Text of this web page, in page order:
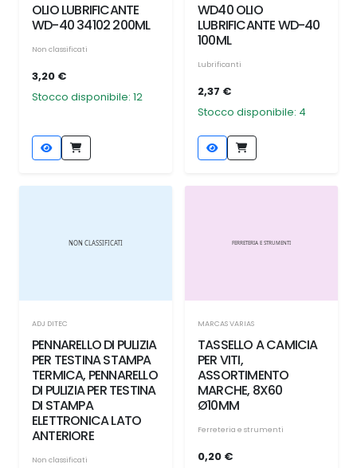
OLIO LUBRIFICANTE
WD-40 34102 200ML
Non classificati
3,20 €
Stocco disponibile: 12
WD40 OLIO
LUBRIFICANTE WD-40
100ML
Lubrificanti
2,37 €
Stocco disponibile: 4
ADJ DITEC
PENNARELLO DI PULIZIA
PER TESTINA STAMPA
TERMICA, PENNARELLO
DI PULIZIA PER TESTINA
DI STAMPA
ELETTRONICA LATO
ANTERIORE
Non classificati
MARCAS VARIAS
TASSELLO A CAMICIA
PER VITI,
ASSORTIMENTO
MARCHE, 8X60
Ø10MM
Ferreteria e strumenti
0,20 €